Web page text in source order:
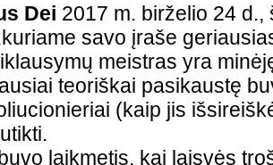
Dei 2017 m. birželio 24
savo įraše
meistras yra
teoriškai pasikaustę
(kaip jis
laikmetis, kai laisvės